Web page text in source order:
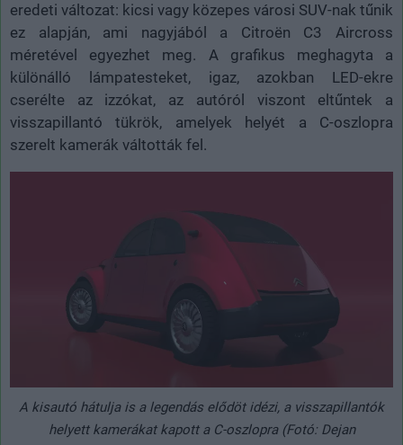
eredeti változat: kicsi vagy közepes városi SUV-nak tűnik
ez alapján, ami nagyjából a Citroën C3 Aircross
méretével egyezhet meg. A grafikus meghagyta a
különálló lámpatesteket, igaz, azokban LED-ekre
cserélte az izzókat, az autóról viszont eltűntek a
visszapillantó tükrök, amelyek helyét a C-oszlopra
szerelt kamerák váltották fel.
A kisautó hátulja is a legendás elődöt idézi, a visszapillantók
helyett kamerákat kapott a C-oszlopra (Fotó: Dejan